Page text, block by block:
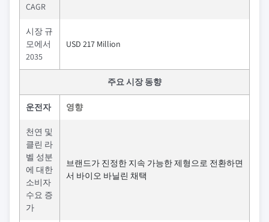
CAGR
시장 규
모에서
2035
USD 217 Million
주요 시장 동향
운전자 영향
천연 및
클린 라
벨 성분
에 대한
소비자
수요 증
가
브랜드가 진정한 지속 가능한 제형으로 전환하면
서 바이오 바닐린 채택